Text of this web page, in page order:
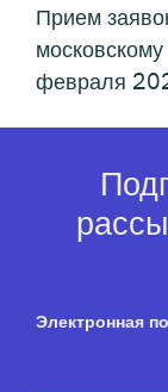
Прием
февраля
Электронная